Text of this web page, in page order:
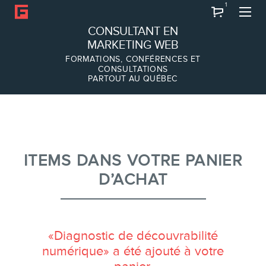
CONSULTANT EN
MARKETING WEB
FORMATIONS, CONFÉRENCES ET
CONSULTATIONS
PARTOUT AU QUÉBEC
1
À PROPOS
Conférences
Formations marketing en ligne
ITEMS DANS VOTRE PANIER
D’ACHAT
«Diagnostic de découvrabilité
numérique» a été ajouté à votre